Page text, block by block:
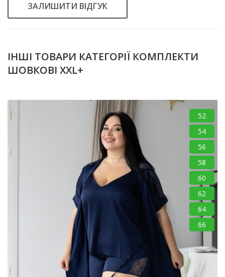
ЗАЛИШИТИ ВІДГУК
ІНШІ ТОВАРИ КАТЕГОРІЇ КОМПЛЕКТИ
ШОВКОВІ XXL+
52
54
56
58
60
62
64
66